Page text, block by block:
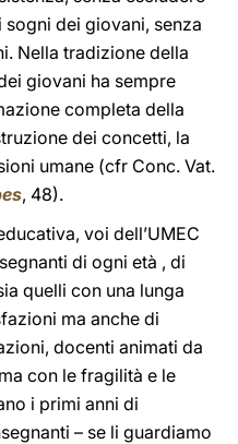
sogni dei giovani, senza
Nella tradizione della
giovani ha sempre
completa della
dei concetti, la
umane (cfr Conc. Vat.
, 48).
voi dell’UMEC
di ogni età , di
quelli con una lunga
ma anche di
docenti animati da
con le fragilità e le
i primi anni di
– se li guardiamo